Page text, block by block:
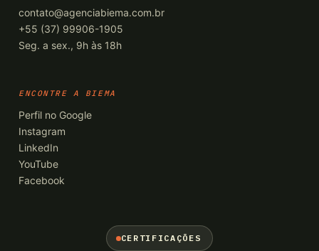
contato@agenciabiema.com.br
+55 (37) 99906-1905
Seg. a sex., 9h às 18h
ENCONTRE A BIEMA
Perfil no Google
Instagram
LinkedIn
YouTube
Facebook
CERTIFICAÇÕES